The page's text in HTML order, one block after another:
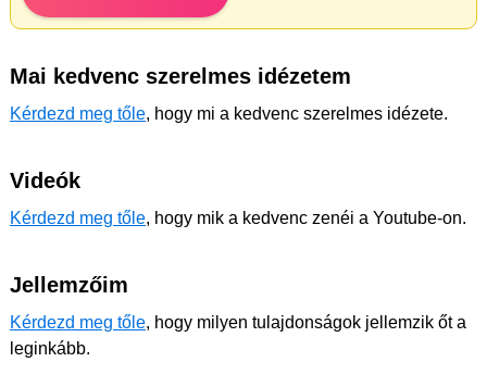
Mai kedvenc szerelmes idézetem
Kérdezd meg tőle, hogy mi a kedvenc szerelmes idézete.
Videók
Kérdezd meg tőle, hogy mik a kedvenc zenéi a Youtube-on.
Jellemzőim
Kérdezd meg tőle, hogy milyen tulajdonságok jellemzik őt a
leginkább.